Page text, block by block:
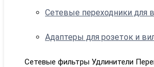
Сетевые переходники для
Адаптеры для розеток и
Сетевые фильтры Удлинители